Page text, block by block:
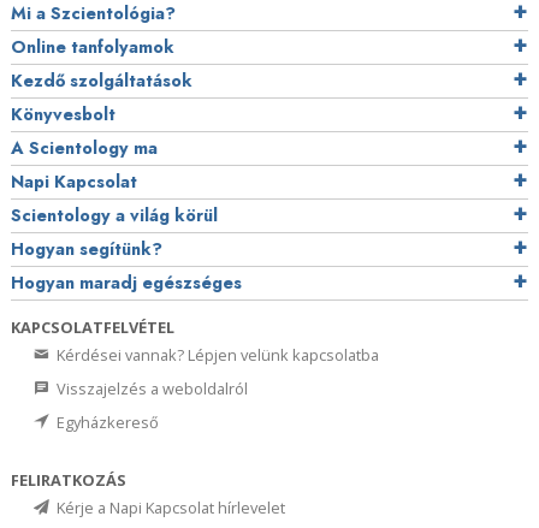
Mi a Szcientológia?
Online tanfolyamok
Kezdő szolgáltatások
Könyvesbolt
A Scientology ma
Napi Kapcsolat
Scientology a világ körül
Hogyan segítünk?
Hogyan maradj egészséges
KAPCSOLATFELVÉTEL
Kérdései vannak? Lépjen velünk kapcsolatba
Visszajelzés a weboldalról
Egyházkereső
FELIRATKOZÁS
Kérje a Napi Kapcsolat hírlevelet